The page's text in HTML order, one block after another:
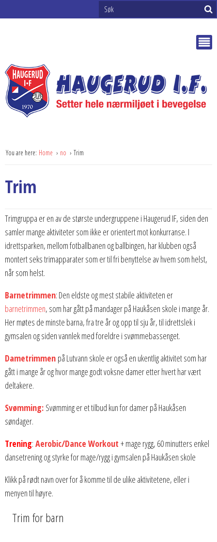
You are here: Home no Trim
Trim
Trimgruppa er en av de største undergruppene i Haugerud IF, siden den
samler mange aktiviteter som ikke er orientert mot konkurranse. I
idrettsparken, mellom fotballbanen og ballbingen, har klubben også
montert seks trimapparater som er til fri benyttelse av hvem som helst,
når som helst.
Barnetrimmen: Den eldste og mest stabile aktiviteten er
barnetrimmen, som har gått på mandager på Haukåsen skole i mange år.
Her møtes de minste barna, fra tre år og opp til sju år, til idrettslek i
gymsalen og siden vannlek med foreldre i svømmebassenget.
Dametrimmen på Lutvann skole er også en ukentlig aktivitet som har
gått i mange år og hvor mange godt voksne damer etter hvert har vært
deltakere.
Svømming: Svømming er et tilbud kun for damer på Haukåsen
søndager.
Trening: Aerobic/Dance Workout + mage rygg, 60 minutters enkel
dansetrening og styrke for mage/rygg i gymsalen på Haukåsen skole
Klikk på rødt navn over for å komme til de ulike aktivitetene, eller i
menyen til høyre.
Trim for barn